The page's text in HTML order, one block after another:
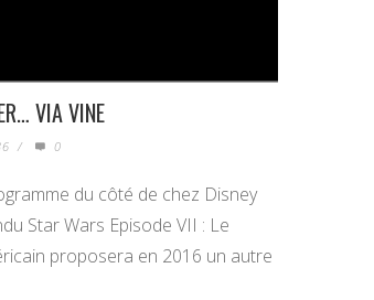
VIA VINE
/ 0
du côté de chez Disney
Star Wars Episode VII : Le
proposera en 2016 un autre